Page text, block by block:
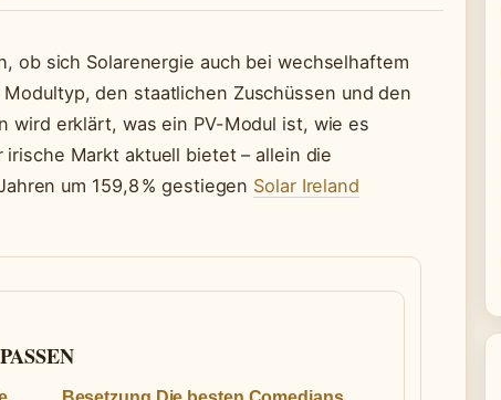
ob sich Solarenergie auch bei wechselhaftem
den staatlichen Zuschüssen und den
wird erklärt, was ein PV-Modul ist, wie es
Markt aktuell bietet – allein die
um 159,8 % gestiegen Solar Ireland